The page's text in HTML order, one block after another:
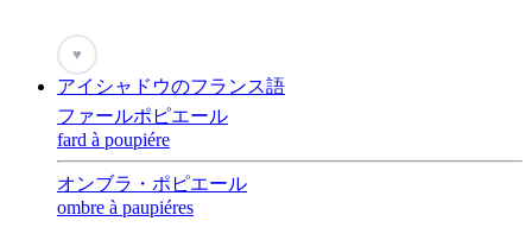
♥
アイシャドウのフランス語
ファールポピエール
fard à poupiére
オンブラ・ポピエール
ombre à paupiéres